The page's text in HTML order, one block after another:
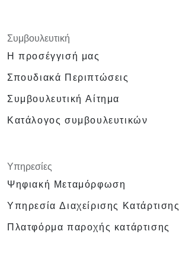
Συμβουλευτική
Η προσέγγισή μας
Σπουδιακά Περιπτώσεις
Συμβουλευτική Αίτημα
Κατάλογος συμβουλευτικών
Υπηρεσίες
Ψηφιακή Μεταμόρφωση
Υπηρεσία Διαχείρισης Κατάρτισης
Πλατφόρμα παροχής κατάρτισης